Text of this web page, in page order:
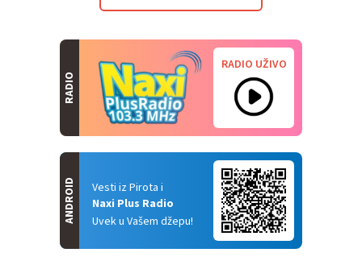
RADIO
RADIO UŽIVO
Vesti iz Pirota i
Naxi Plus Radio
Uvek u Vašem džepu!
ANDROID